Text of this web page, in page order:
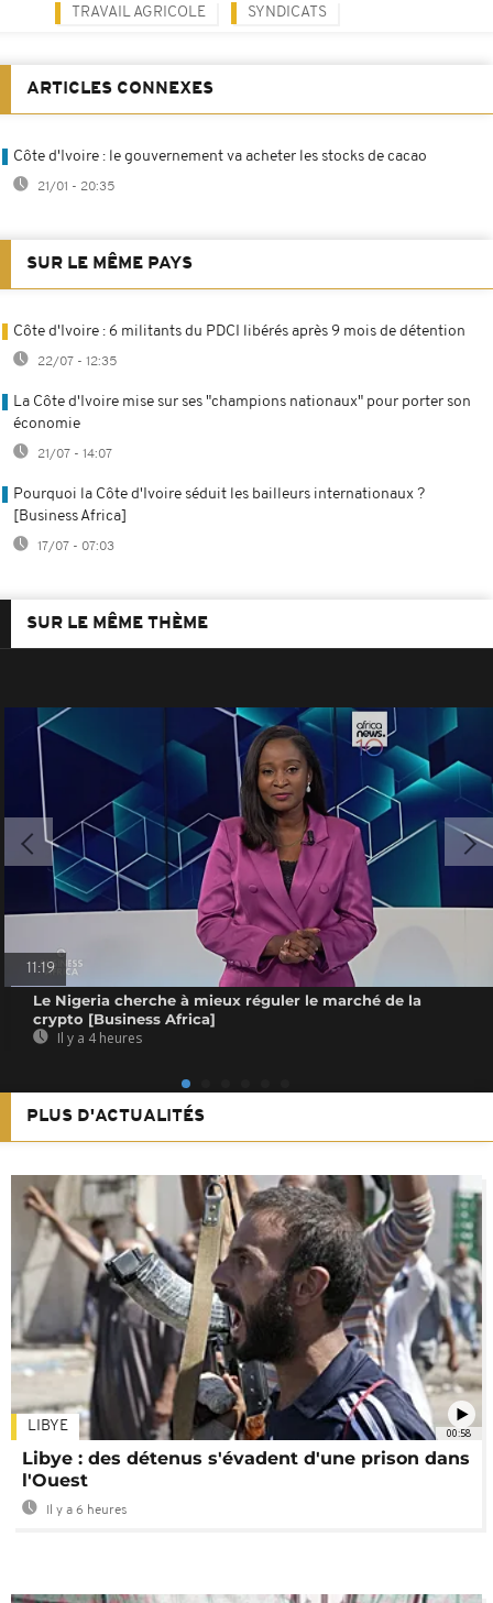
TRAVAIL AGRICOLE SYNDICATS
ARTICLES CONNEXES
Côte d'Ivoire : le gouvernement va acheter les stocks de cacao
21/01 - 20:35
SUR LE MÊME PAYS
Côte d'Ivoire : 6 militants du PDCI libérés après 9 mois de détention
22/07 - 12:35
La Côte d'Ivoire mise sur ses "champions nationaux" pour porter son
économie
21/07 - 14:07
Pourquoi la Côte d'Ivoire séduit les bailleurs internationaux ?
[Business Africa]
17/07 - 07:03
SUR LE MÊME THÈME
11:19
Le Nigeria cherche à mieux réguler le marché de la
crypto [Business Africa]
Il y a 4 heures
PLUS D'ACTUALITÉS
00:58
LIBYE
Libye : des détenus s'évadent d'une prison dans
l'Ouest
Il y a 6 heures